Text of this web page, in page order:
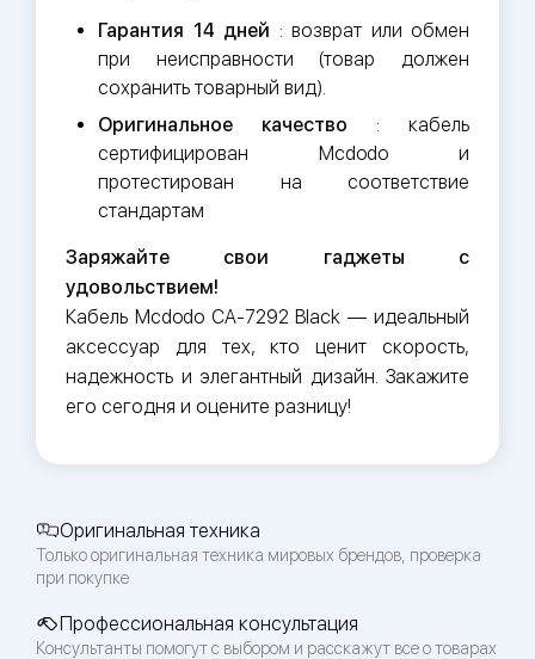
Гарантия 14 дней : возврат или обмен
при неисправности (товар должен
сохранить товарный вид).
Оригинальное качество : кабель
сертифицирован Mcdodo и
протестирован на соответствие
стандартам
Заряжайте свои гаджеты с
удовольствием!
Кабель Mcdodo CA-7292 Black — идеальный
аксессуар для тех, кто ценит скорость,
надежность и элегантный дизайн. Закажите
его сегодня и оцените разницу!
Оригинальная техника
Только оригинальная техника мировых брендов, проверка
при покупке
Профессиональная консультация
Консультанты помогут с выбором и расскажут все о товарах